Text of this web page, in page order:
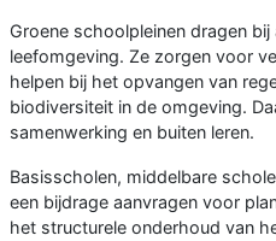
Groene schoolpleinen dragen bij
leefomgeving. Ze zorgen voor
helpen bij het opvangen van
biodiversiteit in de omgeving.
samenwerking en buiten leren.
Basisscholen, middelbare
een bijdrage aanvragen voor
het structurele onderhoud van